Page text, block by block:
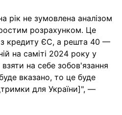
рік не зумовлена аналізом
розрахунком. Це
кредиту ЄС, а решта 40 —
на саміті 2024 року у
на себе зобов'язання
вказано, то це буде
для України]", —